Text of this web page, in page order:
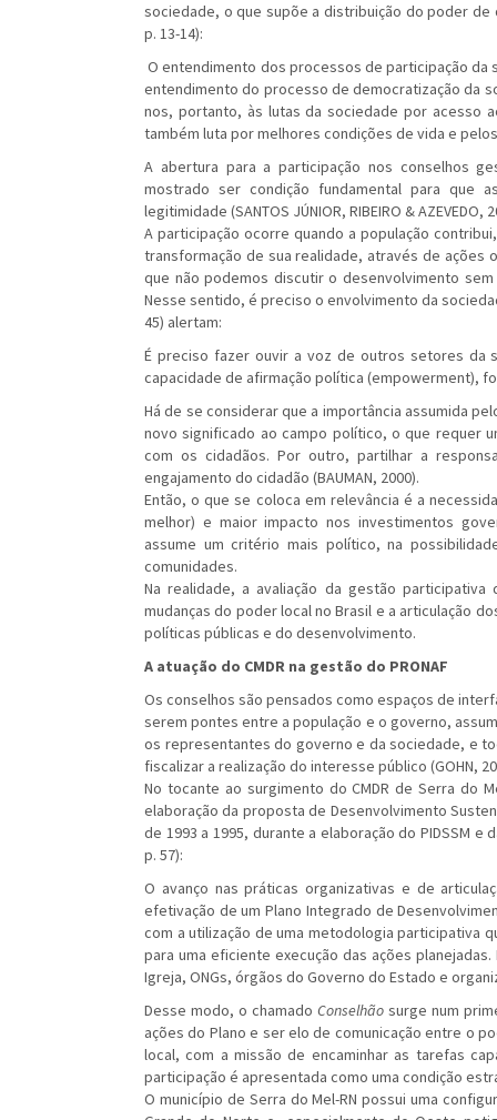
sociedade, o que supõe a distribuição do poder
p. 13-14):
O entendimento dos processos de participação da
entendimento do processo de democratização da
nos, portanto, às lutas da sociedade por acesso
também luta por melhores condições de vida e
A abertura para a participação nos conselhos
mostrado ser condição fundamental para que
legitimidade (SANTOS JÚNIOR, RIBEIRO & AZEVEDO,
A participação ocorre quando a população
transformação de sua realidade, através de
que não podemos discutir o desenvolvimento
Nesse sentido, é preciso o envolvimento da
45) alertam:
É preciso fazer ouvir a voz de outros setores da
capacidade de afirmação política (empowerment),
Há de se considerar que a importância assumida
novo significado ao campo político, o que requer
com os cidadãos. Por outro, partilhar a
engajamento do cidadão (BAUMAN, 2000).
Então, o que se coloca em relevância é a
melhor) e maior impacto nos investimentos
assume um critério mais político, na
comunidades.
Na realidade, a avaliação da gestão
mudanças do poder local no Brasil e a articulação
políticas públicas e do desenvolvimento.
A atuação do CMDR na gestão do PRONAF
Os conselhos são pensados como espaços de
serem pontes entre a população e o governo,
os representantes do governo e da sociedade, e
fiscalizar a realização do interesse público (GOHN,
No tocante ao surgimento do CMDR de Serra do
elaboração da proposta de Desenvolvimento
de 1993 a 1995, durante a elaboração do PIDSSM
p. 57):
O avanço nas práticas organizativas e de
efetivação de um Plano Integrado de
com a utilização de uma metodologia participativa
para uma eficiente execução das ações
Igreja, ONGs, órgãos do Governo do Estado e
Desse modo, o chamado Conselhãosurge num
ações do Plano e ser elo de comunicação entre o
local, com a missão de encaminhar as tarefas
participação é apresentada como uma condição
O município de Serra do Mel-RN possui uma